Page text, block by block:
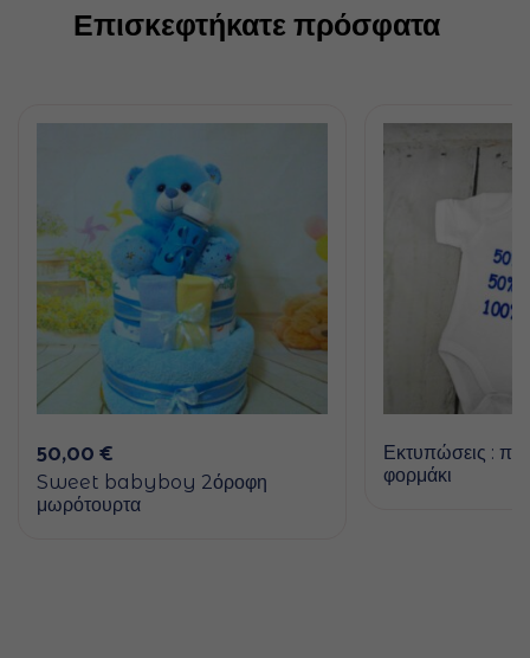
Επισκεφτήκατε πρόσφατα
50,00€
Sweet babyboy 2όροφη
μωρότουρτα
Εκτυπώσεις :
φορμάκι